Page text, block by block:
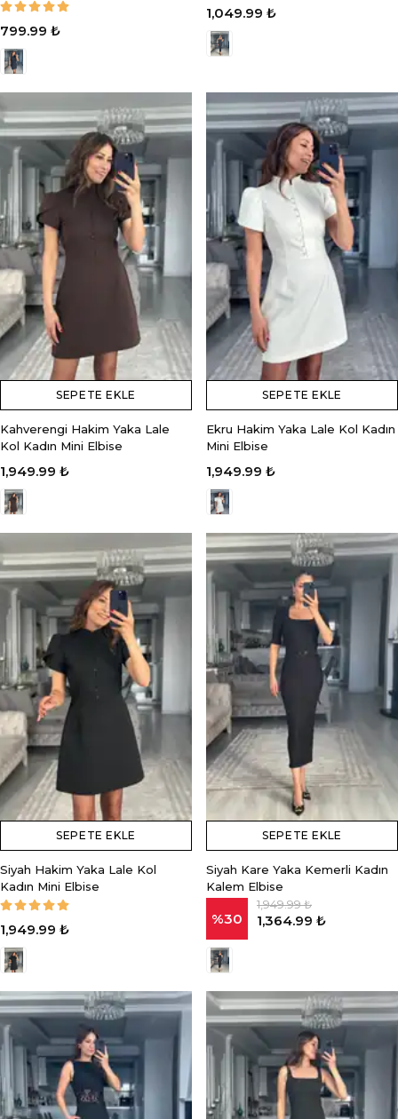
799.99 ₺
1,049.99 ₺
SEPETE EKLE
Kahverengi Hakim Yaka Lale
Kol Kadın Mini Elbise
1,949.99 ₺
SEPETE EKLE
Ekru Hakim Yaka Lale Kol Kadın
Mini Elbise
1,949.99 ₺
SEPETE EKLE
Siyah Hakim Yaka Lale Kol
Kadın Mini Elbise
1,949.99 ₺
SEPETE EKLE
Siyah Kare Yaka Kemerli Kadın
Kalem Elbise
%30
1,949.99 ₺
1,364.99 ₺